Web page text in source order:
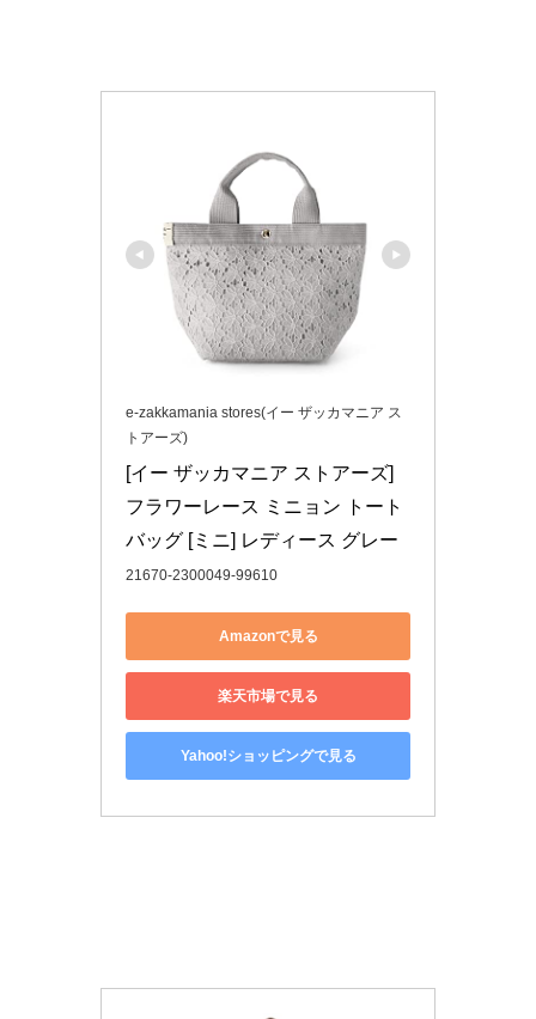
e-zakkamania stores(イー ザッカマニア ス
トアーズ)
[イー ザッカマニア ストアーズ]
フラワーレース ミニョン トート
バッグ [ミニ] レディース グレー
21670-2300049-99610
Amazonで見る
楽天市場で見る
Yahoo!ショッピングで見る